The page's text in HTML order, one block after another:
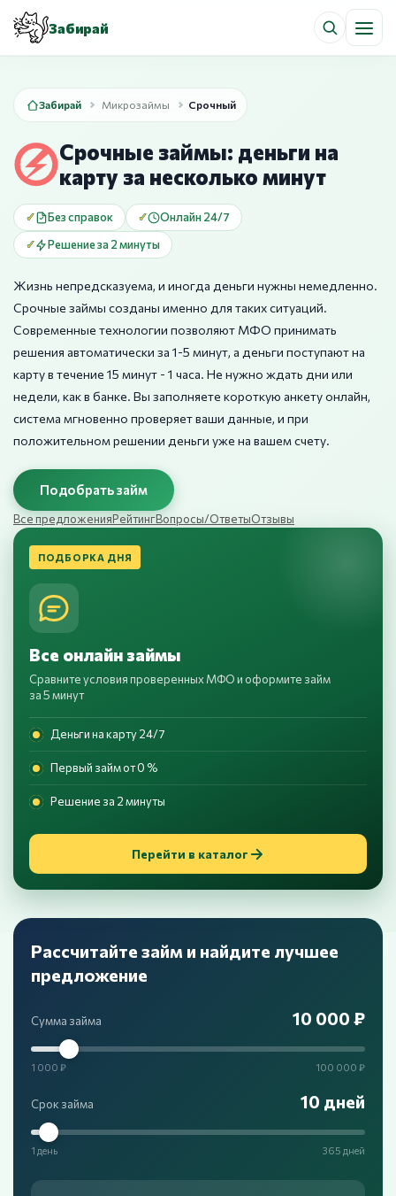
Забирай
Забирай Микрозаймы Срочный
Срочные займы: деньги на
карту за несколько минут
Без справок
Онлайн 24/7
Решение за 2 минуты
Жизнь непредсказуема, и иногда деньги нужны немедленно.
Срочные займы созданы именно для таких ситуаций.
Современные технологии позволяют МФО принимать
решения автоматически за 1-5 минут, а деньги поступают на
карту в течение 15 минут - 1 часа. Не нужно ждать дни или
недели, как в банке. Вы заполняете короткую анкету онлайн,
система мгновенно проверяет ваши данные, и при
положительном решении деньги уже на вашем счету.
Подобрать займ
Все предложенияРейтингВопросы/ОтветыОтзывы
ПОДБОРКА ДНЯ
Все онлайн займы
Сравните условия проверенных МФО и оформите займ
за 5 минут
Деньги на карту 24/7
Первый займ от 0 %
Решение за 2 минуты
Перейти в каталог
Рассчитайте займ и найдите лучшее
предложение
Сумма займа 10 000 ₽
1 000 ₽ 100 000 ₽
Срок займа 10 дней
1 день 365 дней